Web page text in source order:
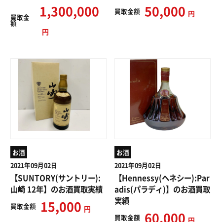
買取金
額
1,300,000
円
買取金額 50,000 円
お酒
2021年09月02日
【SUNTORY(サントリー):
山崎 12年】のお酒買取実績
買取金額 15,000 円
お酒
2021年09月02日
【Hennessy(ヘネシー):Par
adis(パラディ)】のお酒買取
実績
買取金額 60,000 円